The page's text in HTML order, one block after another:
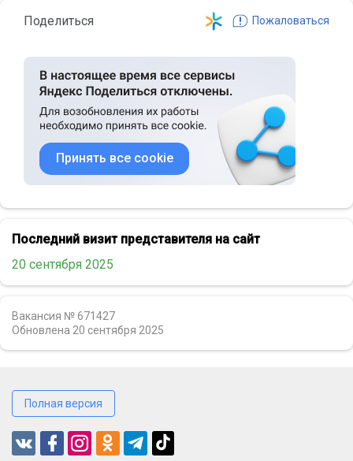
Поделиться Пожаловаться
Принять все cookie
Последний визит представителя на сайт
20 сентября 2025
Вакансия № 671427
Обновлена 20 сентября 2025
Полная версия